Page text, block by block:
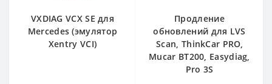
VXDIAG VCX SE для
Mercedes (эмулятор
Xentry VCI)
Продление
обновлений для LVS
Scan, ThinkCar PRO,
Mucar BT200, Easydiag,
Pro 3S